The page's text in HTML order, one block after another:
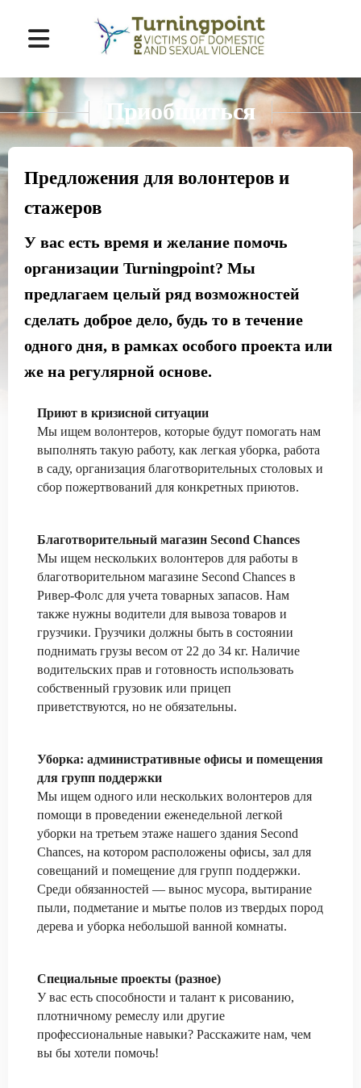
Перейти
к
основному
содержимому
Приобщиться
Предложения для волонтеров и
стажеров
У вас есть время и желание помочь
организации Turningpoint? Мы
предлагаем целый ряд возможностей
сделать доброе дело, будь то в течение
одного дня, в рамках особого проекта или
же на регулярной основе.
Приют в кризисной ситуации
Мы ищем волонтеров, которые будут помогать нам
выполнять такую работу, как легкая уборка, работа
в саду, организация благотворительных столовых и
сбор пожертвований для конкретных приютов.
Благотворительный магазин Second Chances
Мы ищем нескольких волонтеров для работы в
благотворительном магазине Second Chances в
Ривер-Фолс для учета товарных запасов. Нам
также нужны водители для вывоза товаров и
грузчики. Грузчики должны быть в состоянии
поднимать грузы весом от 22 до 34 кг. Наличие
водительских прав и готовность использовать
собственный грузовик или прицеп
приветствуются, но не обязательны.
Уборка: административные офисы и помещения
для групп поддержки
Мы ищем одного или нескольких волонтеров для
помощи в проведении еженедельной легкой
уборки на третьем этаже нашего здания Second
Chances, на котором расположены офисы, зал для
совещаний и помещение для групп поддержки.
Среди обязанностей — вынос мусора, вытирание
пыли, подметание и мытье полов из твердых пород
дерева и уборка небольшой ванной комнаты. ​
Специальные проекты (разное)
У вас есть способности и талант к рисованию,
плотничному ремеслу или другие
профессиональные навыки? Расскажите нам, чем
вы бы хотели помочь!